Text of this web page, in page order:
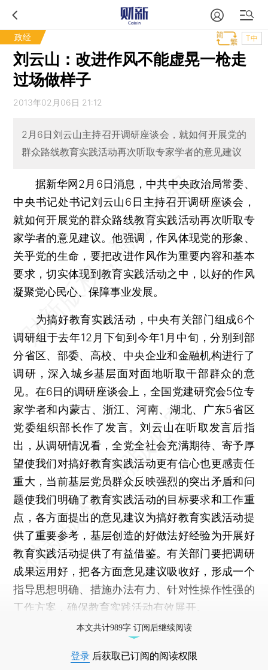
政经 T中
刘云山：改进作风不能虚晃一枪走
过场做样子
2013年02月06日 21:12
2月6日刘云山主持召开调研座谈会，就如何开展党的
群众路线教育实践活动再次听取专家学者的意见建议
据新华网2月6日消息，中共中央政治局常委、
中央书记处书记刘云山6日主持召开调研座谈会，
就如何开展党的群众路线教育实践活动再次听取专
家学者的意见建议。他强调，作风体现党的形象、
关乎党的生命，要把改进作风作为重要内容和基本
要求，切实体现到教育实践活动之中，以好的作风
凝聚党心民心、保障事业发展。
为搞好教育实践活动，中央有关部门组成6个
调研组于去年12月下旬到今年1月中旬，分别到部
分省区、部委、高校、中央企业和金融机构进行了
调研，深入城乡基层面对面地听取干部群众的意
见。在6日的调研座谈会上，全国党建研究会5位专
家学者和内蒙古、浙江、河南、湖北、广东5省区
党委组织部长作了发言。刘云山在听取发言后指
出，从调研情况看，全党全社会充满期待、寄予厚
望使我们对搞好教育实践活动更有信心也更感责任
重大，当前基层党员群众反映强烈的突出矛盾和问
题使我们明确了教育实践活动的目标要求和工作重
点，各方面提出的意见建议为搞好教育实践活动提
供了重要参考，基层创造的好做法好经验为开展好
教育实践活动提供了有益借鉴。有关部门要把调研
成果运用好，把各方面意见建议吸收好，形成一个
指导思想明确、措施办法有力、针对性操作性强的
工作方案，确保教育实践活动有效展开。
本文共计989字 订阅后继续阅读
登录 后获取已订阅的阅读权限